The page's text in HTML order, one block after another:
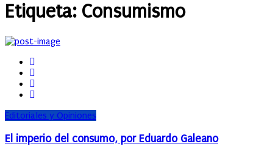
Etiqueta: Consumismo
Editoriales y Opiniones
El imperio del consumo, por Eduardo Galeano